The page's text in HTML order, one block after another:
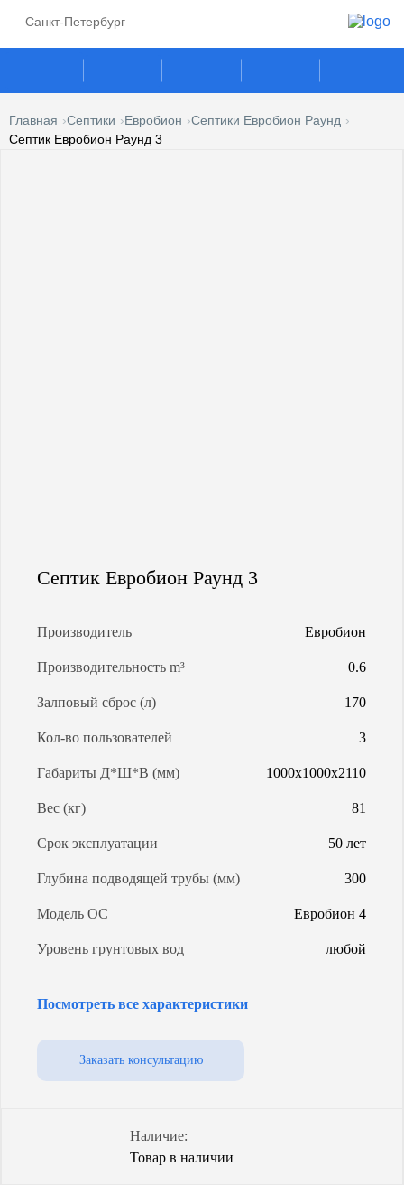
Санкт-Петербург
ГАЗГОЛЬДЕРЫ
КАЛЬКУЛЯТОР СЕПТИКОВ
Главная Септики Евробион
Септики Евробион Раунд
Септик Евробион Раунд 3
Септик Евробион Раунд 3
Производитель Евробион
Производительность m³ 0.6
Залповый сброс (л) 170
Кол-во пользователей 3
Габариты Д*Ш*В (мм) 1000х1000х2110
Вес (кг) 81
Срок эксплуатации 50 лет
Глубина подводящей трубы (мм) 300
Модель ОС Евробион 4
Уровень грунтовых вод любой
Способ
самотечный /
принудительный
Посмотреть все характеристики
Заказать консультацию
Наличие:
Товар в наличии